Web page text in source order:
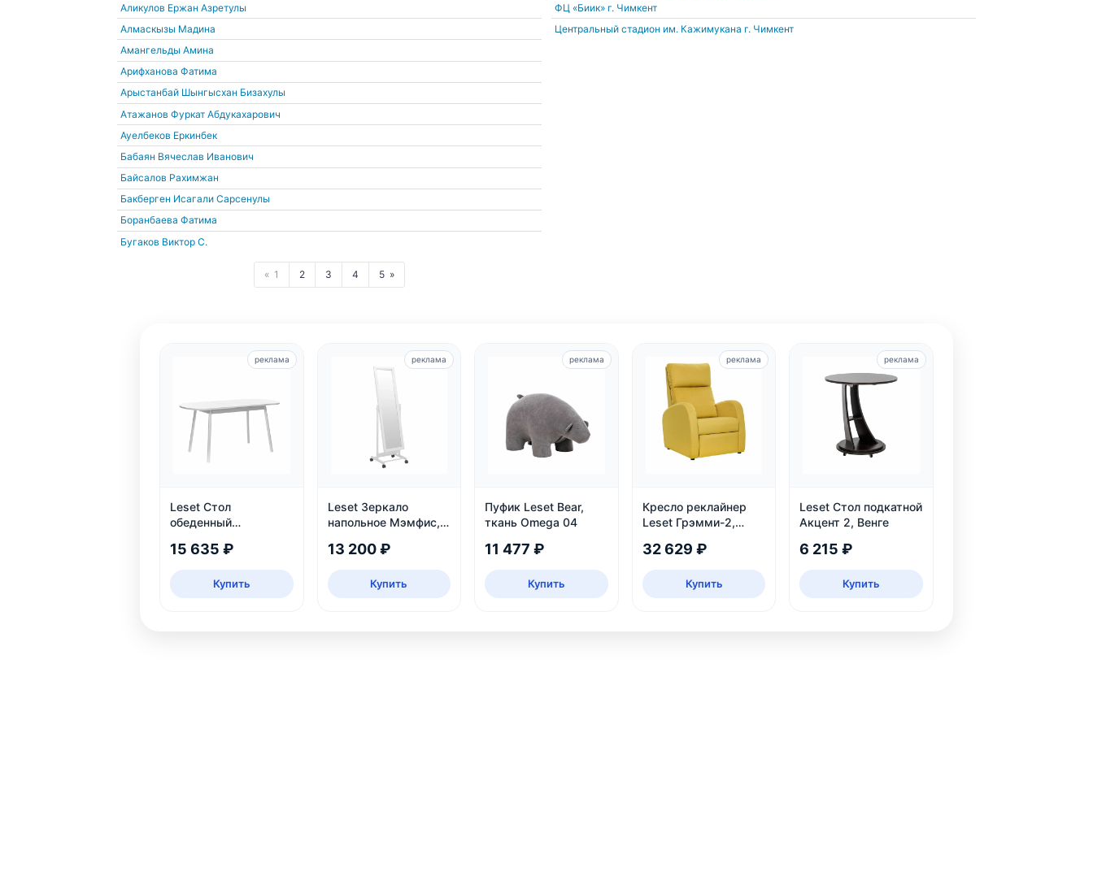
Аликулов Ержан Азретулы
Алмаскызы Мадина
Амангельды Амина
Арифханова Фатима
Арыстанбай Шынгысхан Бизахулы
Атажанов Фуркат Абдукахарович
Ауелбеков Еркинбек
Бабаян Вячеслав Иванович
Байсалов Рахимжан
Бакберген Исагали Сарсенулы
Боранбаева Фатима
Бугаков Виктор С.
1 2 3 4 5
ФЦ «Биик» г. Чимкент
Центральный стадион им. Кажимукана г. Чимкент
Leset Стол
обеденный
15 635 ₽
Купить
реклама
Leset Зеркало
напольное Мэмфис,
13 200 ₽
Купить
реклама
Пуфик Leset Bear,
ткань Omega 04
11 477 ₽
Купить
реклама
Кресло реклайнер
Leset Грэмми-2,
32 629 ₽
Купить
реклама
Leset Стол подкатной
Акцент 2, Венге
6 215 ₽
Купить
реклама